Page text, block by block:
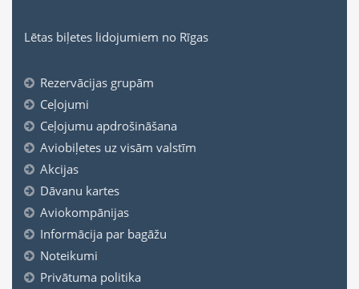
Lētas biļetes lidojumiem no Rīgas
Rezervācijas grupām
Ceļojumi
Ceļojumu apdrošināšana
Aviobiļetes uz visām valstīm
Akcijas
Dāvanu kartes
Aviokompānijas
Informācija par bagāžu
Noteikumi
Privātuma politika